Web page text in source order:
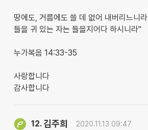
땅에도, 거름에도 쓸 데 없어 내버리느니라
들을 귀 있는 자는 들을지어다 하시니라"
누가복음 14:33-35
사랑합니다
감사합니다
12.김주희 2020.11.13 09:47